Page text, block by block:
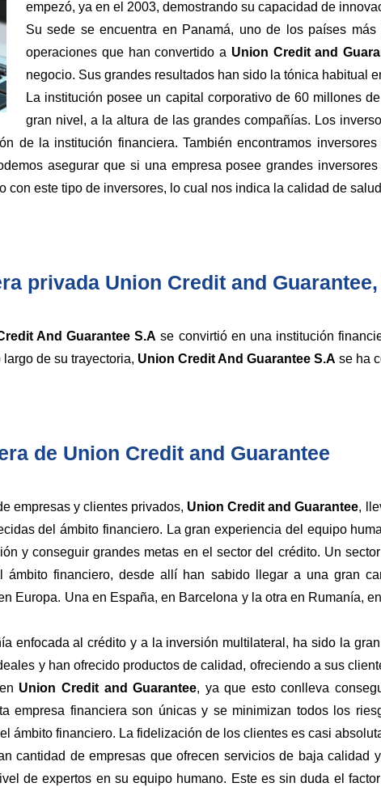
empezó, ya en el 2003, demostrando su capacidad de
Su sede se encuentra en Panamá, uno de los países
operaciones que han convertido a Union Credit and
negocio. Sus grandes resultados han sido la tónica habitual
La institución posee un capital corporativo de 60 millones
gran nivel, a la altura de las grandes compañías. Los
de la institución financiera. También encontramos
asegurar que si una empresa posee grandes
con este tipo de inversores, lo cual nos indica la calidad de
privada Union Credit and Guarantee,
And Guarantee S.A se convirtió en una institución
de su trayectoria, Union Credit And Guarantee S.A se ha
de Union Credit and Guarantee
empresas y clientes privados, Union Credit and Guarantee,
del ámbito financiero. La gran experiencia del equipo
y conseguir grandes metas en el sector del crédito. Un
ámbito financiero, desde allí han sabido llegar a una gran
Europa. Una en España, en Barcelona y la otra en Rumanía,
enfocada al crédito y a la inversión multilateral, ha sido la
y han ofrecido productos de calidad, ofreciendo a sus
Union Credit and Guarantee, ya que esto conlleva
empresa financiera son únicas y se minimizan todos los
ámbito financiero. La fidelización de los clientes es casi
cantidad de empresas que ofrecen servicios de baja
de expertos en su equipo humano. Este es sin duda el